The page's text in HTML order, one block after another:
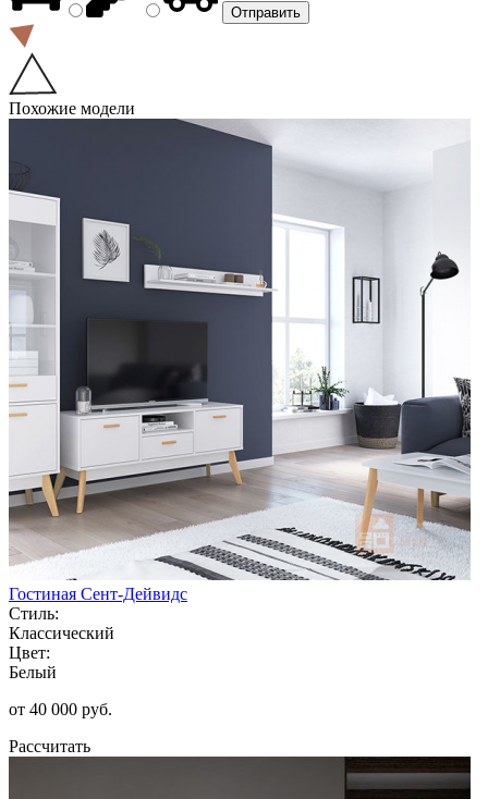
Похожие модели
Гостиная Сент-Дейвидс
Стиль:
Классический
Цвет:
Белый
от 40 000 руб.
Рассчитать